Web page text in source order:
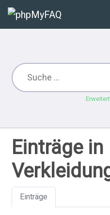
Einträge in
Einträge